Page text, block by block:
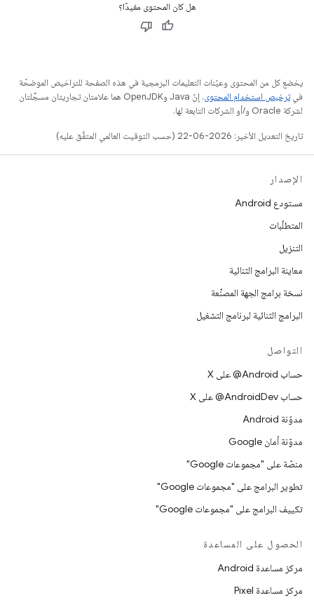
هل كان المحتوى مفيدًا؟
يخضع كل من المحتوى وعيّنات التعليمات البرمجية في هذه الصفحة للتراخيص الموضحّة
فيترخيص استخدام المحتوى
. إنّ Java وOpenJDK هما علامتان تجاريتان مسجَّلتان
لشركة Oracle و/أو الشركات التابعة لها.
تاريخ التعديل الأخير: 2026-06-22 (حسب التوقيت العالمي المتفَّق عليه)
الإصدار
مستودع Android
المتطلّبات
التنزيل
معاينة البرامج الثنائية
نسخة برامج الجهة المصنِّعة
البرامج الثنائية لبرنامج التشغيل
التواصل
حساب ‎@Android على X
حساب ‎@AndroidDev على X
مدوّنة Android
مدوّنة أمان Google
منصّة على "مجموعات Google"
تطوير البرامج على "مجموعات Google"
تكييف البرامج على "مجموعات Google"
الحصول على المساعدة
مركز مساعدة Android
مركز مساعدة Pixel